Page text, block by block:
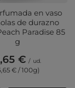
en vaso
de durazno
Paradise 85
g
€ / ud.
€ / 100g)